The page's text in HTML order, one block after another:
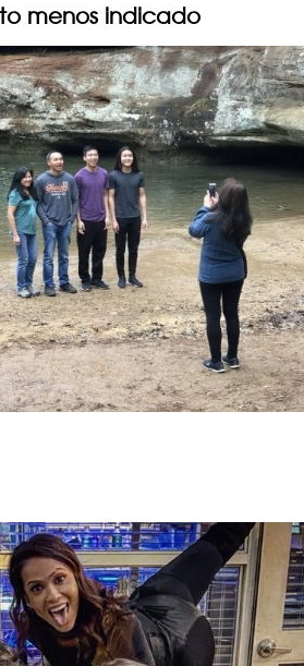
menos indicado